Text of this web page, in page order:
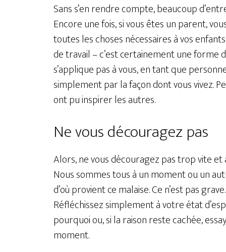
Sans s’en rendre compte, beaucoup
Encore une fois, si vous êtes un parent,
toutes les choses nécessaires à vos
de travail – c’est certainement une
s’applique pas à vous, en tant que
simplement par la façon dont vous vivez.
ont pu inspirer les autres.
Ne vous découragez pas
Alors, ne vous découragez pas trop vite et
Nous sommes tous à un moment ou un
d’où provient ce malaise. Ce n’est pas
Réfléchissez simplement à votre état
pourquoi ou, si la raison reste cachée,
moment.